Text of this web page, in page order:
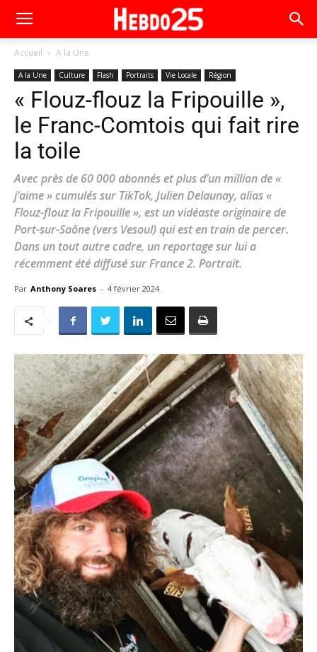
Accueil A la Une
A la Une Culture Flash Portraits Vie Locale Région
« Flouz-flouz la Fripouille »,
le Franc-Comtois qui fait rire
la toile
Avec près de 60 000 abonnés et plus d’un million de «
j’aime » cumulés sur TikTok, Julien Delaunay, alias «
Flouz-flouz la Fripouille », est un vidéaste originaire de
Port-sur-Saône (vers Vesoul) qui est en train de percer.
Dans un tout autre cadre, un reportage sur lui a
récemment été diffusé sur France 2. Portrait.
Par Anthony Soares - 4 février 2024